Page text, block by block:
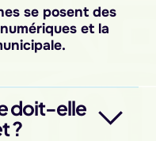
se posent des
et la
doit-elle
?